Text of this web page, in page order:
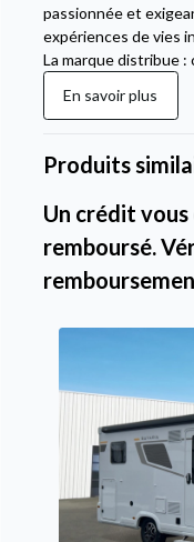
passionnée et
expériences de vies
La marque distribue :
En savoir plus
Produits
Un crédit
remboursé.